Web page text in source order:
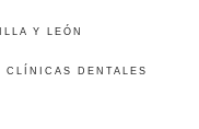
Y LEÓN
CLÍNICAS DENTALES